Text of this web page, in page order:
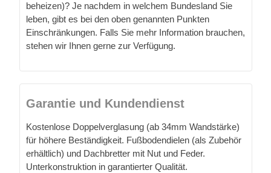
beheizen)? Je nachdem in welchem Bundesland Sie
leben, gibt es bei den oben genannten Punkten
Einschränkungen. Falls Sie mehr Information brauchen,
stehen wir Ihnen gerne zur Verfügung.
Garantie und Kundendienst
Kostenlose Doppelverglasung (ab 34mm Wandstärke)
für höhere Beständigkeit. Fußbodendielen (als Zubehör
erhältlich) und Dachbretter mit Nut und Feder.
Unterkonstruktion in garantierter Qualität.